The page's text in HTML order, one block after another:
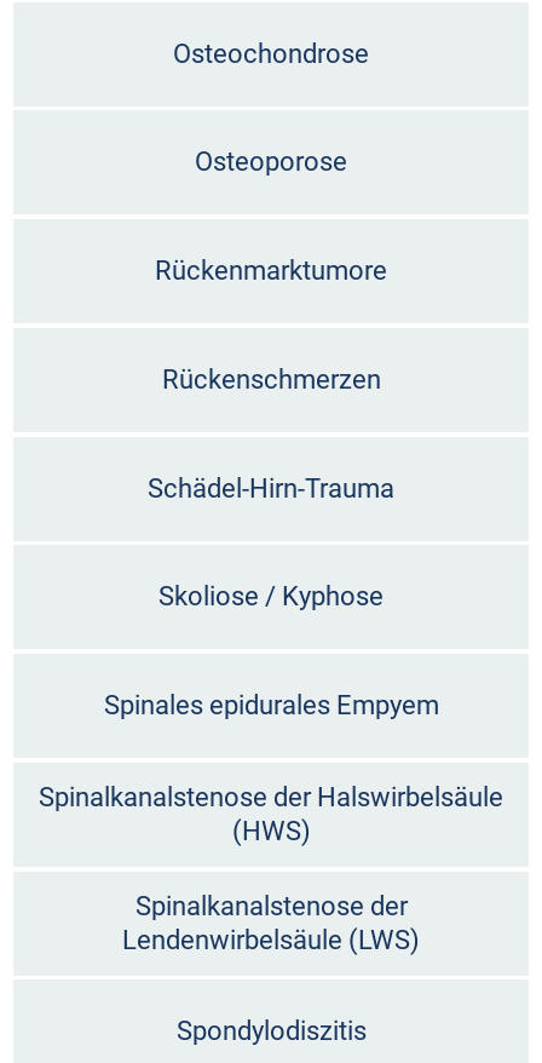
Osteochondrose
Osteoporose
Rückenmarktumore
Rückenschmerzen
Schädel-Hirn-Trauma
Skoliose / Kyphose
Spinales epidurales Empyem
Spinalkanalstenose der Halswirbelsäule
(HWS)
Spinalkanalstenose der
Lendenwirbelsäule (LWS)
Spondylodiszitis